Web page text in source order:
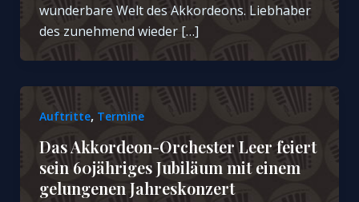
wunderbare Welt des Akkordeons. Liebhaber
des zunehmend wieder […]
Auftritte, Termine
Das Akkordeon-Orchester Leer feiert
sein 60jähriges Jubiläum mit einem
gelungenen Jahreskonzert